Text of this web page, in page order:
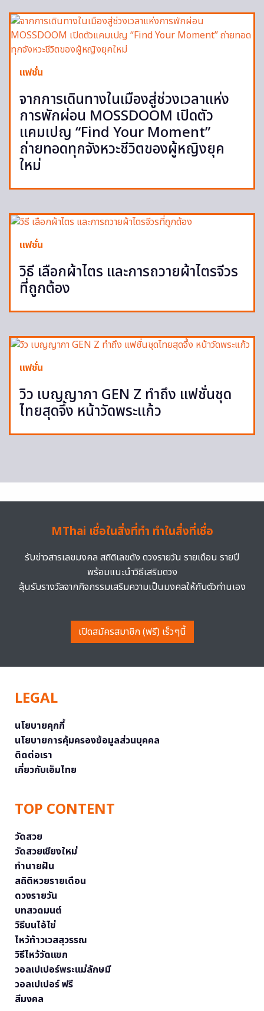
แฟชั่น
จากการเดินทางในเมืองสู่ช่วงเวลาแห่ง
การพักผ่อน MOSSDOOM เปิดตัว
แคมเปญ “Find Your Moment”
ถ่ายทอดทุกจังหวะชีวิตของผู้หญิงยุค
ใหม่
แฟชั่น
วิธี เลือกผ้าไตร และการถวายผ้าไตรจีวร
ที่ถูกต้อง
แฟชั่น
วิว เบญญาภา GEN Z ทำถึง แฟชั่นชุด
ไทยสุดจึ้ง หน้าวัดพระแก้ว
MThai เชื่อในสิ่งที่ทำ ทำในสิ่งที่เชื่อ
รับข่าวสารเลขมงคล สถิติเลขดัง ดวงรายวัน รายเดือน รายปี
พร้อมแนะนำวิธีเสริมดวง
ลุ้นรับรางวัลจากกิจกรรมเสริมความเป็นมงคลให้กับตัวท่านเอง
เปิดสมัครสมาชิก (ฟรี) เร็วๆนี้
LEGAL
นโยบายคุกกี้
นโยบายการคุ้มครองข้อมูลส่วนบุคคล
ติดต่อเรา
เกี่ยวกับเอ็มไทย
TOP CONTENT
วัดสวย
วัดสวยเชียงใหม่
ทำนายฝัน
สถิติหวยรายเดือน
ดวงรายวัน
บทสวดมนต์
วิธีบนไอ้ไข่
ไหว้ท้าวเวสสุวรรณ
วิธีไหว้วัดแขก
วอลเปเปอร์พระแม่ลักษมี
วอลเปเปอร์ ฟรี
สีมงคล